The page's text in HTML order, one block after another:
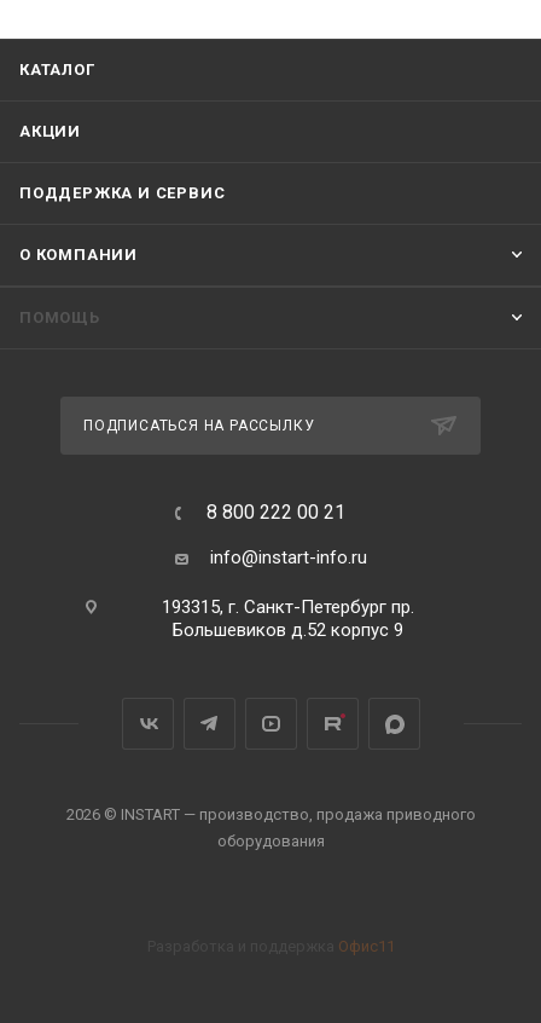
КАТАЛОГ
АКЦИИ
ПОДДЕРЖКА И СЕРВИС
О КОМПАНИИ
ПОМОЩЬ
ПОДПИСАТЬСЯ НА РАССЫЛКУ
8 800 222 00 21
info@instart-info.ru
193315, г. Санкт-Петербург пр.
Большевиков д.52 корпус 9
2026 © INSTART — производство, продажа приводного
оборудования
Офис11